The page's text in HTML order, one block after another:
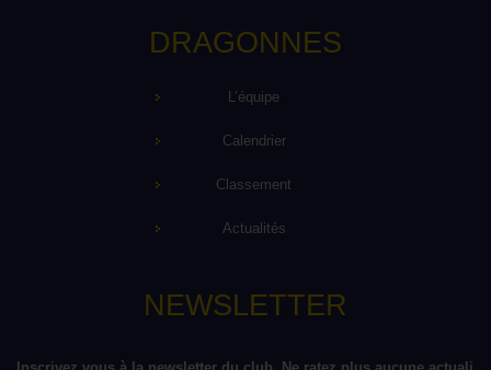
DRAGONNES
L’équipe
Calendrier
Classement
Actualités
NEWSLETTER